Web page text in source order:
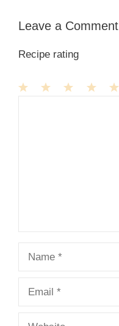
Leave a Comment
Recipe rating